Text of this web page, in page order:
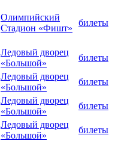
Олимпийский
Стадион «Фишт»
билеты
Ледовый дворец
«Большой»
билеты
Ледовый дворец
«Большой»
билеты
Ледовый дворец
«Большой»
билеты
Ледовый дворец
«Большой»
билеты